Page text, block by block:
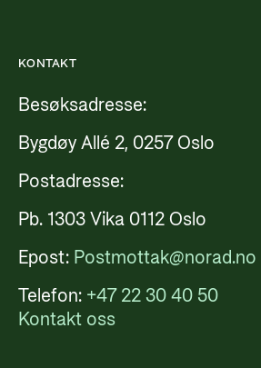
KONTAKT
Besøksadresse:
Bygdøy Allé 2, 0257 Oslo
Postadresse:
Pb. 1303 Vika 0112 Oslo
Epost: Postmottak@norad.no
Telefon: +47 22 30 40 50
Kontakt oss